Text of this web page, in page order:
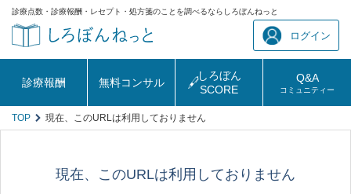
診療点数・診療報酬・レセプト・処方箋のことを調べるならしろぼんねっと
ログイン
診療報酬 無料コンサル
しろぼん
SCORE
Q&A
コミュニティー
TOP 現在、このURLは利用しておりません
現在、このURLは利用しておりません